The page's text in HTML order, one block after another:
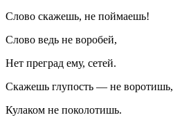
Слово скажешь, не поймаешь!
Слово ведь не воробей,
Нет преград ему, сетей.
Скажешь глупость — не воротишь,
Кулаком не поколотишь.